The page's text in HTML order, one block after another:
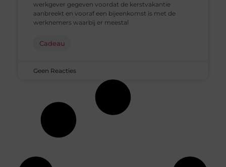
werkgever gegeven voordat de kerstvakantie
aanbreekt en vooraf een bijeenkomst is met de
werknemers waarbij er meestal
Cadeau
Geen Reacties